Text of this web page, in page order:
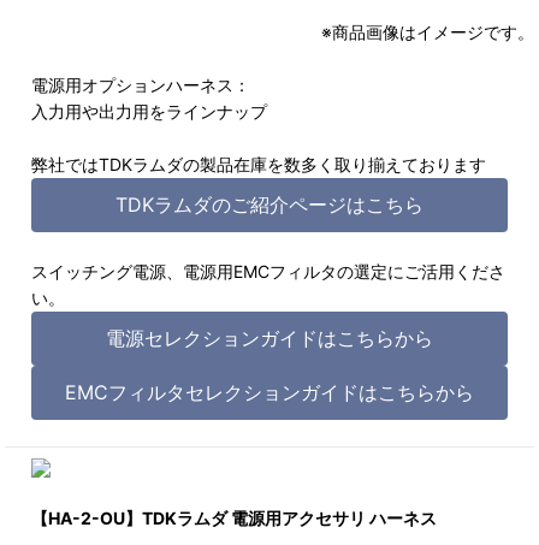
※商品画像はイメージです。
電源用オプションハーネス：
入力用や出力用をラインナップ
弊社ではTDKラムダの製品在庫を数多く取り揃えております
TDKラムダのご紹介ページはこちら
スイッチング電源、電源用EMCフィルタの選定にご活用くださ
い。
電源セレクションガイドはこちらから
EMCフィルタセレクションガイドはこちらから
【HA-2-OU】TDKラムダ 電源用アクセサリ ハーネス